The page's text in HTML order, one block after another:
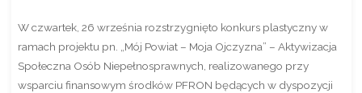
W czwartek, 26 września rozstrzygnięto konkurs plastyczny w
ramach projektu pn. „Mój Powiat – Moja Ojczyzna” – Aktywizacja
Społeczna Osób Niepełnosprawnych, realizowanego przy
wsparciu finansowym środków PFRON będących w dyspozycji